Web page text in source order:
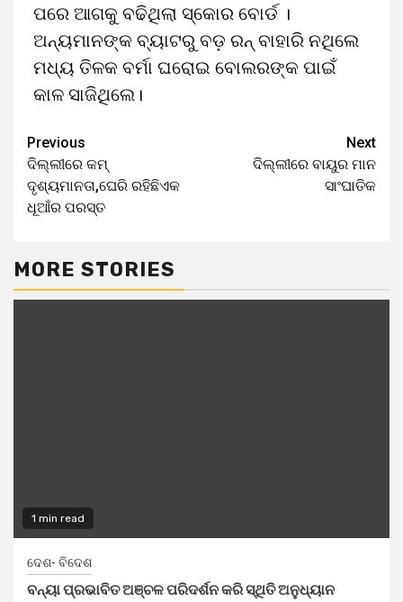
ପରେ ଆଗକୁ ବଢିଥିଲା ସ୍କୋର ବୋର୍ଡ ।
ଅନ୍ୟମାନଙ୍କ ବ୍ୟାଟରୁ ବଡ଼ ରନ୍‌ ବାହାରି ନଥିଲେ
ମଧ୍ୟ ତିଳକ ବର୍ମା ଘରୋଇ ବୋଲରଙ୍କ ପାଇଁ
କାଳ ସାଜିଥିଲେ।
Previous
ଦିଲ୍ଲୀରେ କମ୍‌
ଦୃଶ୍ୟମାନତା,ଘେରି ରହିଛିଏକ
ଧୂଆଁର ପରସ୍ତ
Next
ଦିଲ୍ଲୀରେ ବାୟୁର ମାନ
ସାଂଘାତିକ
MORE STORIES
1 min read
ଦେଶ- ବିଦେଶ
ବନ୍ୟା ପ୍ରଭାବିତ ଅଞ୍ଚଳ ପରିଦର୍ଶନ କରି ସ୍ଥିତି ଅନୁଧ୍ୟାନ